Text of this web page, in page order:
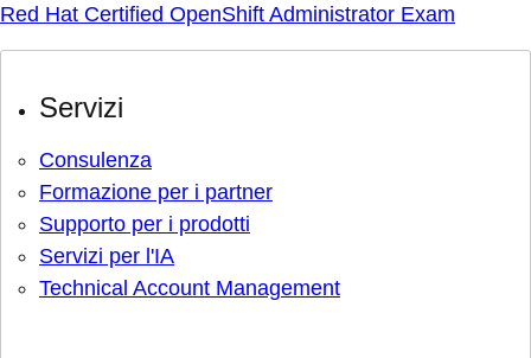
Red Hat Certified OpenShift Administrator Exam
Servizi
Consulenza
Formazione per i partner
Supporto per i prodotti
Servizi per l'IA
Technical Account Management